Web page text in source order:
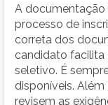
A documentação
processo de
correta dos
candidato facilita
seletivo. É
disponíveis.
revisem as